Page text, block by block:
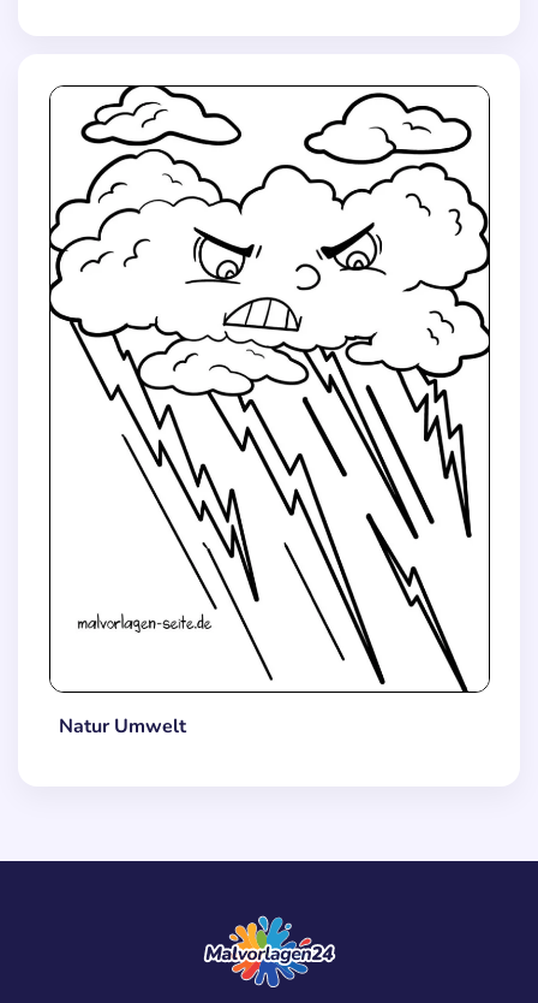
Natur Umwelt